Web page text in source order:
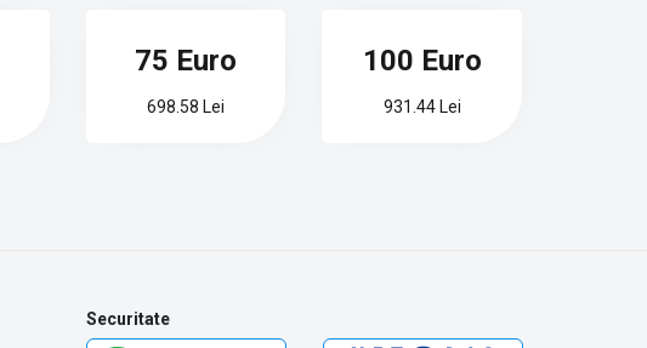
75 Euro
698.58 Lei
100 Euro
931.44 Lei
Securitate